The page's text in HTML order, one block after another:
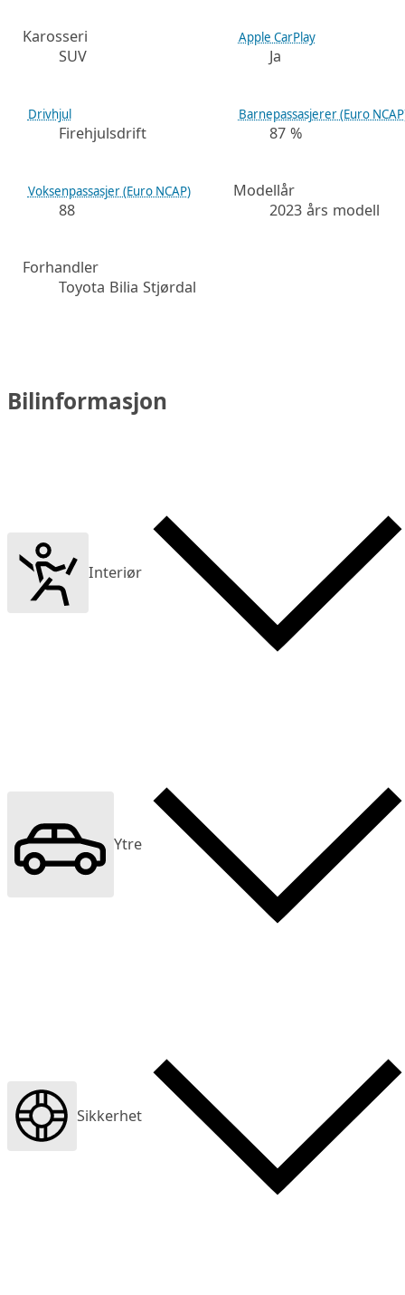
Karosseri
SUV
Apple CarPlay
Ja
Drivhjul
Firehjulsdrift
Barnepassasjerer (Euro
87 %
Voksenpassasjer (Euro NCAP)
88
Modellår
2023 års modell
Forhandler
Toyota Bilia Stjørdal
Bilinformasjon
Interiør
Ytre
Sikkerhet